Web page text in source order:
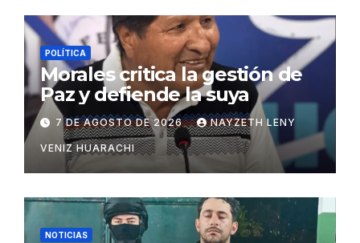
POLÍTICA
Morales critica la gestión de
Paz y defiende la suya
7 DE AGOSTO DE 2026 NAYZETH LENY
VENIZ HUARACHI
NOTICIAS